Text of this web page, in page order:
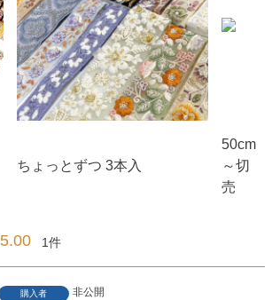
ちょっとずつ 3本入
50cm
～切
売
5.00 1
購入者
非公開